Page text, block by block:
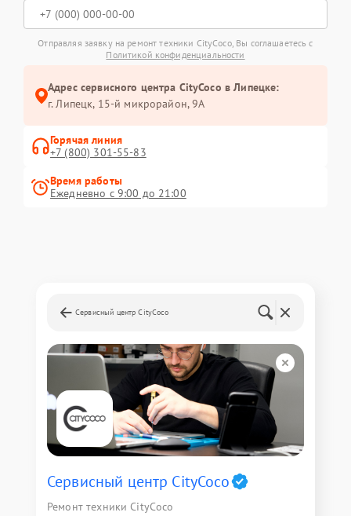
Отправляя заявку на ремонт техники CityCoco, Вы соглашаетесь с
Политикой конфиденциальности
Адрес сервисного центра CityCoco в Липецке:
г. Липецк, 15-й микрорайон, 9А
Горячая линия
+7 (800) 301-55-83
Время работы
Ежедневно с 9:00 до 21:00
Сервисный центр CityCoco
Сервисный центр CityCoco
Ремонт техники CityCoco